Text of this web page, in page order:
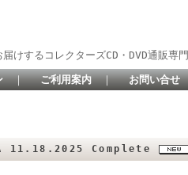
するコレクターズCD・DVD通販専門
｜ ご利用案内 ｜ お問い合せ
11.18.2025 Complete